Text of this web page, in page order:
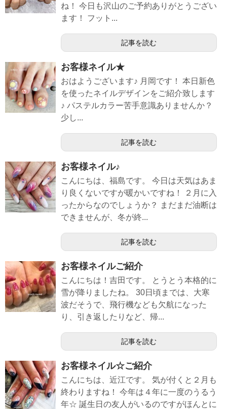
ね！ 今日も沢山のご予約ありがとうござい
ます！ フット...
記事を読む
お客様ネイル★
おはようございます♪ 月岡です！ 本日新色
を使ったネイルデザインをご紹介致します
♪ パステルカラー苦手意識ありませんか？
少し...
記事を読む
お客様ネイル♪
こんにちは、福島です。 今日は天気はあま
り良くないですが暖かいですね！ ２月に入
ったからなのでしょうか？ まだまだ油断は
できませんが、冬が終...
記事を読む
お客様ネイルご紹介
こんにちは！吉田です。 とうとう本格的に
雪が降りましたね。 30日頃までは、大寒
波だそうで、飛行機なども欠航になった
り、引き返したりなど、帰...
記事を読む
お客様ネイル☆ご紹介
こんにちは、近江です。 気が付くと２月も
終わりますね！ 今年は４年に一度のうるう
年☆ 誕生日の友人がいるのですがほんとに